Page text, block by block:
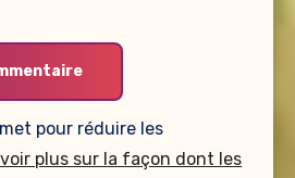
pour réduire les
plus sur la façon dont les